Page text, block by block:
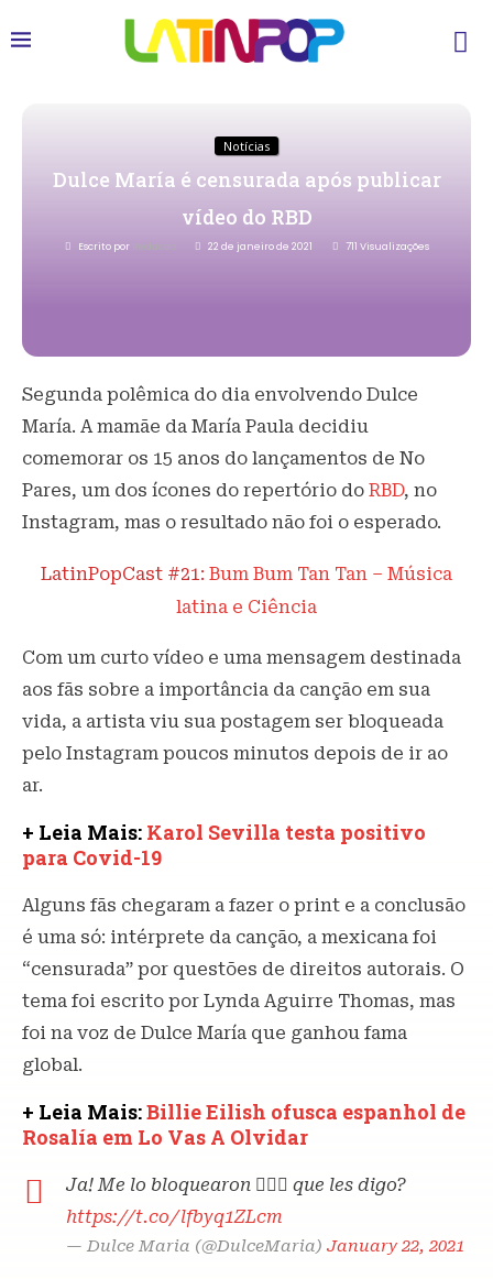
Notícias
Dulce María é censurada após publicar
vídeo do RBD
Escrito por Redacao 22 de janeiro de 2021 711 Visualizações
Segunda polêmica do dia envolvendo Dulce
María. A mamãe da María Paula decidiu
comemorar os 15 anos do lançamentos de No
Pares, um dos ícones do repertório do RBD, no
Instagram, mas o resultado não foi o esperado.
LatinPopCast #21: Bum Bum Tan Tan – Música
latina e Ciência
Com um curto vídeo e uma mensagem destinada
aos fãs sobre a importância da canção em sua
vida, a artista viu sua postagem ser bloqueada
pelo Instagram poucos minutos depois de ir ao
ar.
+ Leia Mais: Karol Sevilla testa positivo
para Covid-19
Alguns fãs chegaram a fazer o print e a conclusão
é uma só: intérprete da canção, a mexicana foi
“censurada” por questões de direitos autorais. O
tema foi escrito por Lynda Aguirre Thomas, mas
foi na voz de Dulce María que ganhou fama
global.
+ Leia Mais:Billie Eilish ofusca espanhol de
Rosalía em Lo Vas A Olvidar
Ja! Me lo bloquearon 🤷🏻‍♀️ que les digo?
https://t.co/lfbyq1ZLcm
— Dulce Maria (@DulceMaria) January 22, 2021